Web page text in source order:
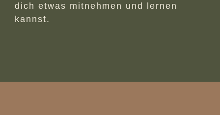
dich etwas mitnehmen und lernen
kannst.